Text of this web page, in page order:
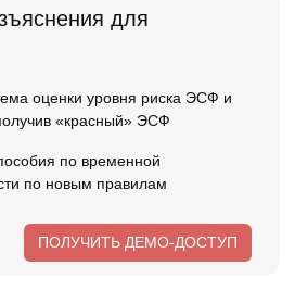
для
оценки уровня риска ЭСФ и
«красный» ЭСФ
по временной
по новым правилам
ПОЛУЧИТЬ ДЕМО-ДОСТУП